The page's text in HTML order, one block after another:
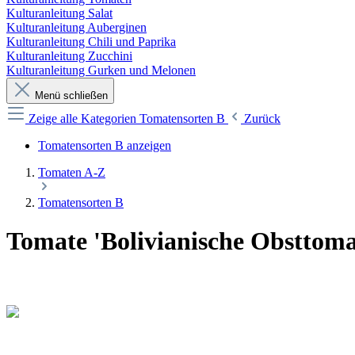
Kulturanleitung Salat
Kulturanleitung Auberginen
Kulturanleitung Chili und Paprika
Kulturanleitung Zucchini
Kulturanleitung Gurken und Melonen
Menü schließen
Zeige alle Kategorien Tomatensorten B
Zurück
Tomatensorten B anzeigen
Tomaten A-Z
Tomatensorten B
Tomate 'Bolivianische